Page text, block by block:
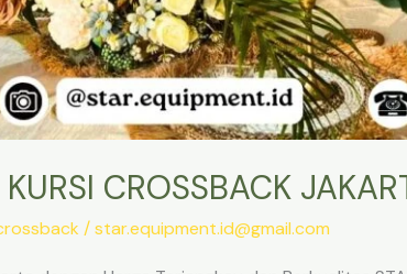
CROSSBACK
/star.equipment.id@gmail.com